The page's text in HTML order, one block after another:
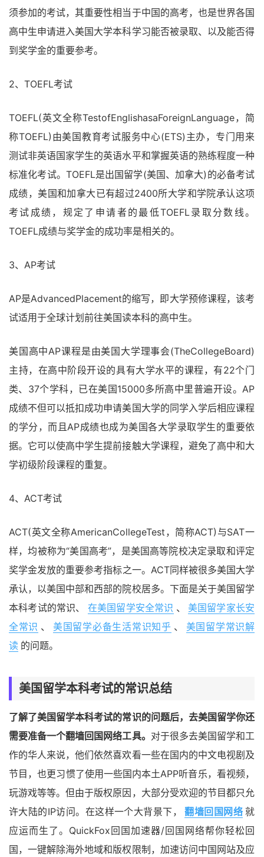
须参加的考试，其重要性相当于中国的高考，也是世界各国
高中生申请进入美国大学本科学习能否被录取、以及能否得
到奖学金的重要参考。
2、TOEFL考试
TOEFL(英文全称TestofEnglishasaForeignLanguage，简
称TOEFL)由美国教育考试服务中心(ETS)主办，专门用来
测试非英语国家学生的英语水平和掌握英语的熟练程度一种
标准化考试。TOEFL是出国留学(美国、加拿大)的必备考试
成绩，美国和加拿大已有超过2400所大学和学院承认这项
考试成绩，规定了申请者的最低TOEFL录取分数线。
TOEFL成绩与奖学金的成功率是相关的。
3、AP考试
AP是AdvancedPlacement的缩写，即大学预修课程，该考
试适用于全球计划前往美国读本科的高中生。
美国高中AP课程是由美国大学理事会(TheCollegeBoard)
主持，在高中阶段开设的具有大学水平的课程，有22个门
类、37个学科，已在美国15000多所高中里普遍开设。AP
成绩不但可以抵扣成功申请美国大学的同学入学后相应课程
的学分，而且AP成绩也成为美国各大学录取学生的重要依
据。它可以使高中学生提前接触大学课程，避免了高中和大
学初级阶段课程的重复。
4、ACT考试
ACT(英文全称AmericanCollegeTest，简称ACT)与SAT一
样，均被称为“美国高考”，是美国高等院校决定录取和评定
奖学金发放的重要参考指标之一。ACT同样被很多美国大学
承认，以美国中部和西部的院校居多。下面是关于美国留学
本科考试的常识、
在美国留学安全常识 、
美国留学家长安
全常识 、 美国留学必备生活常识知乎 、
美国留学常识解
读 的问题。
美国留学本科考试的常识总结
了解了美国留学本科考试的常识的问题后，去美国留学你还
需要准备一个翻墙回国网络工具。 对于很多去美国留学和工
作的华人来说，他们依然喜欢看一些在国内的中文电视剧及
节目，也更习惯了使用一些国内本土APP听音乐，看视频，
玩游戏等等。但由于版权原因，大部分受欢迎的节目都只允
许大陆的IP访问。在这样一个大背景下，
翻墙回国网络 就
应运而生了。QuickFox回国加速器/回国网络帮你轻松回
国，一键解除海外地域和版权限制，加速访问中国网站及应